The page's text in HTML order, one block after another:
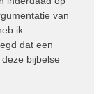
van
ik
dat een
bijbelse